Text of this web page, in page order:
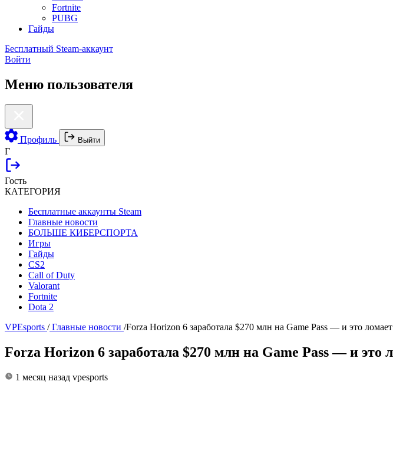
Fortnite
PUBG
Гайды
Бесплатный Steam-аккаунт
Войти
Меню пользователя
Профиль Выйти
Г
Гость
КАТЕГОРИЯ
Бесплатные аккаунты Steam
Главные новости
БОЛЬШЕ КИБЕРСПОРТА
Игры
Гайды
CS2
Call of Duty
Valorant
Fortnite
Dota 2
VPEsports / Главные новости /Forza Horizon 6 заработала $270 млн на Game Pass — и это
Forza Horizon 6 заработала $270 млн на Game Pass — и
1 месяц назад vpesports